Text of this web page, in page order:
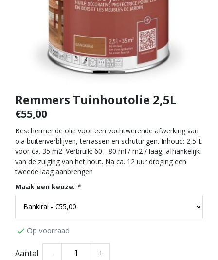
Remmers Tuinhoutolie 2,5L
€55,00
Beschermende olie voor een vochtwerende afwerking van
o.a buitenverblijven, terrassen en schuttingen. Inhoud: 2,5 L
voor ca. 35 m2. Verbruik: 60 - 80 ml / m2 / laag, afhankelijk
van de zuiging van het hout. Na ca. 12 uur droging een
tweede laag aanbrengen
Maak een keuze: *
Op voorraad
Aantal - +